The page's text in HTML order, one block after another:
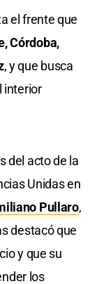
el frente que
Córdoba,
, y que busca
interior
del acto de la
Unidas en
Pullaro,
destacó que
y que su
los